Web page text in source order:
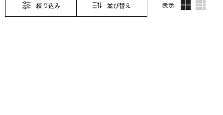
絞り込み 並び替え 表示